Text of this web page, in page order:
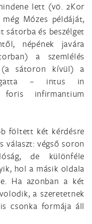
lett (vö. 2Kor
Mózes példáját,
sátorba és beszélget
népének javára
a szemlélés
(a sátoron kívül) a
– intus in
foris infirmantium
föltett két kérdésre
választ: végső soron
de különféle
hol a másik oldala
Ha azonban a két
a szeretetnek
csonka formája áll